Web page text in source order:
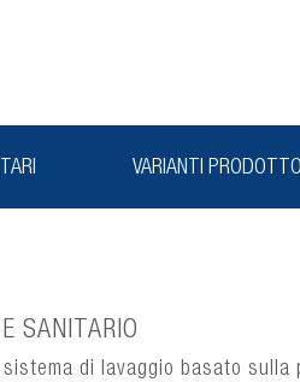
VARIANTI PRODOTTO
SANITARIO
di lavaggio basato sulla